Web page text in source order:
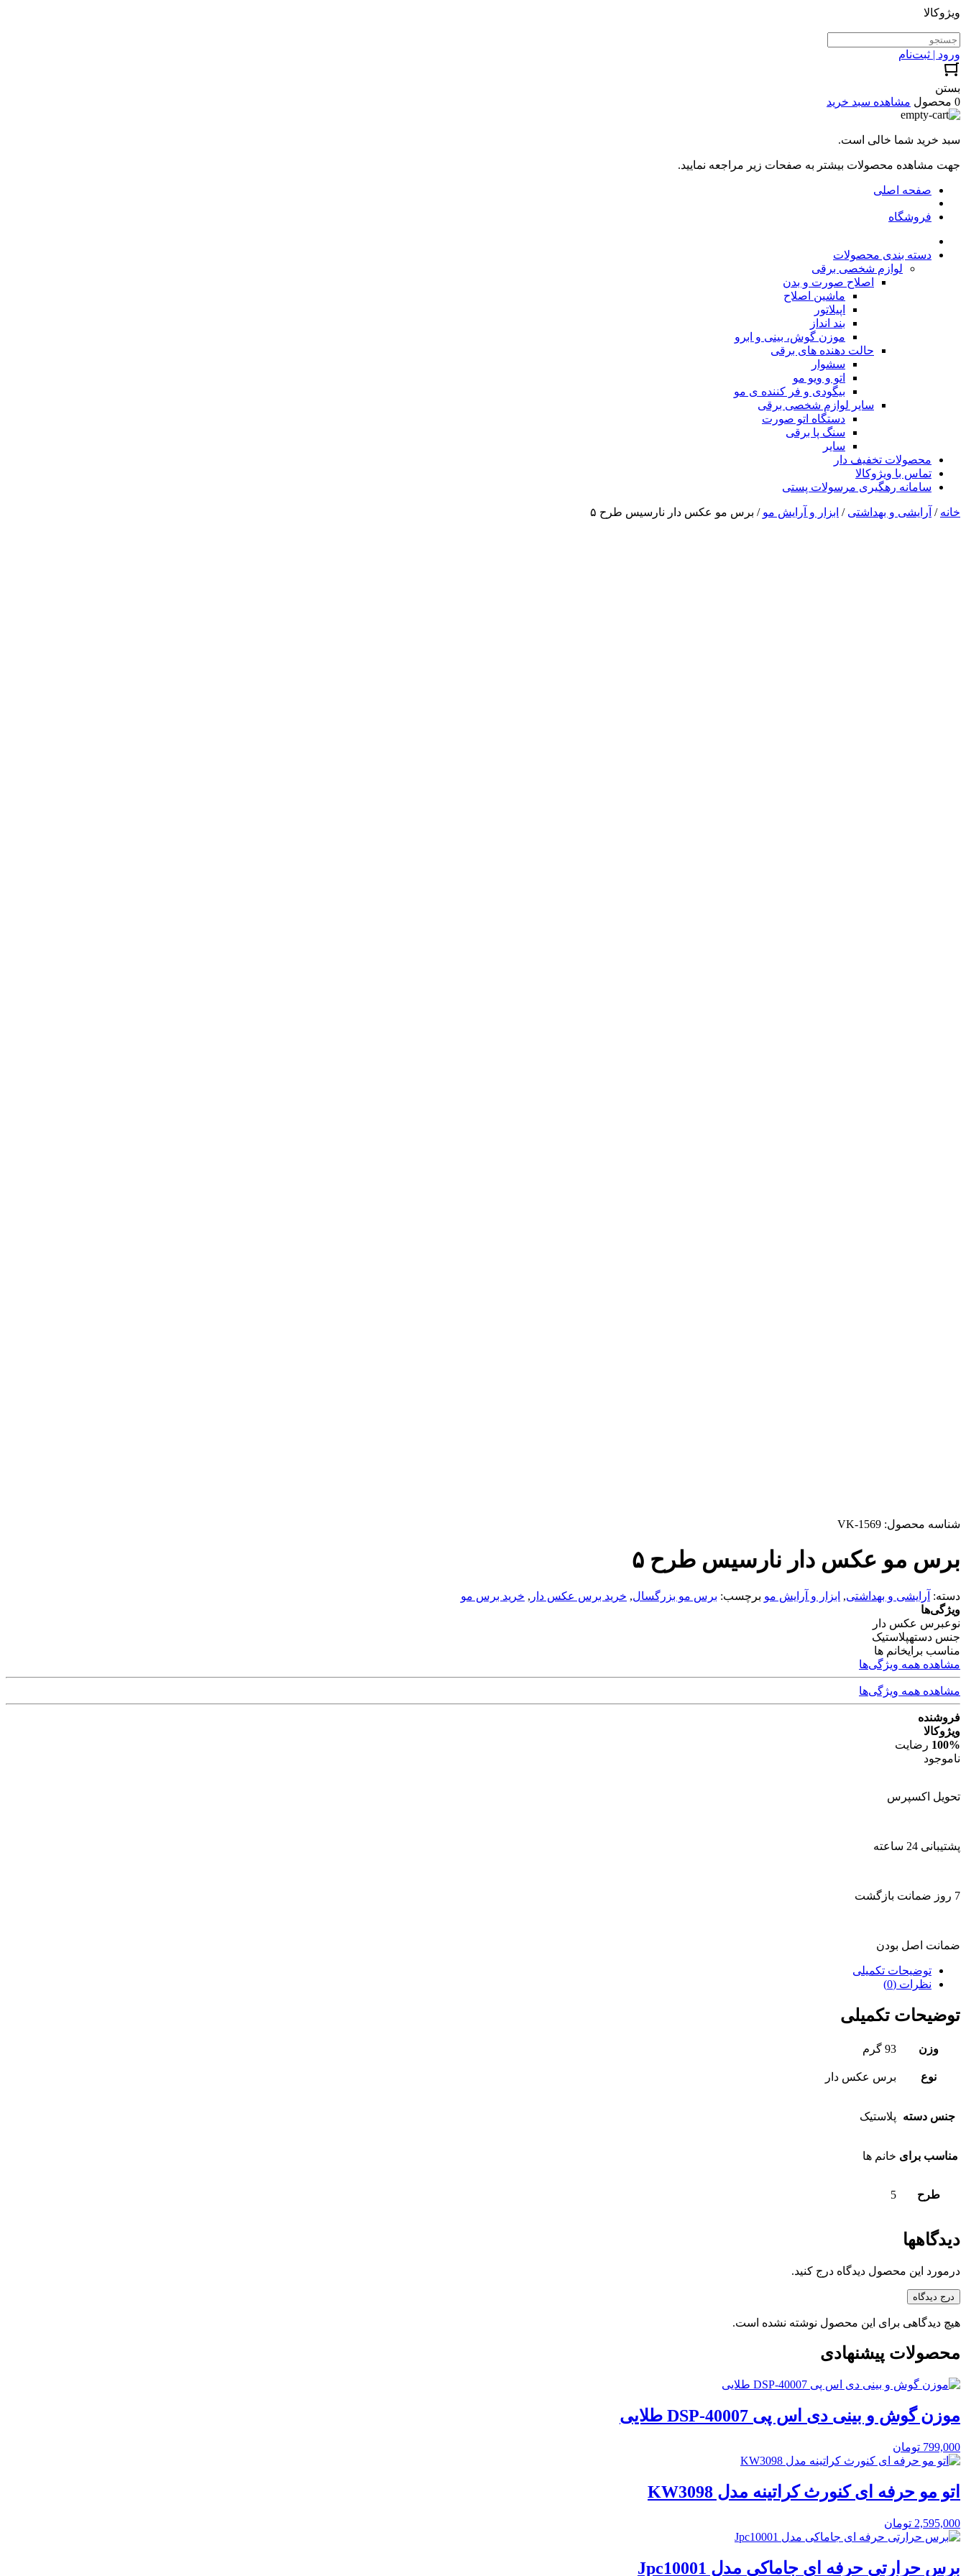
ویژوکالا
ورود | ثبت‌نام
بستن
0 محصول
مشاهده سبد خرید
سبد خرید شما خالی است.
جهت مشاهده محصولات بیشتر به صفحات زیر مراجعه نمایید.
صفحه اصلی
فروشگاه
دسته بندی محصولات
لوازم شخصی برقی
اصلاح صورت و بدن
ماشین اصلاح
اپیلاتور
بند انداز
موزن گوش، بینی و ابرو
حالت دهنده های برقی
سشوار
اتو و ویو مو
بیگودی و فر کننده ی مو
سایر لوازم شخصی برقی
دستگاه اتو صورت
سنگ پا برقی
سایر
محصولات تخفیف دار
تماس با ویژوکالا
سامانه رهگیری مرسولات پستی
خانه / آرایشی و بهداشتی / ابزار و آرایش مو / برس مو عکس دار نارسیس طرح ۵
شناسه محصول: VK-1569
برس مو عکس دار نارسیس طرح ۵
دسته: آرایشی و بهداشتی, ابزار و آرایش مو برچسب: برس مو بزرگسال, خرید برس عکس دار , خرید برس مو
ویژگی‌ها
نوعبرس عکس دار
جنس دستهپلاستیک
مناسب برایخانم ها
مشاهده همه ویژگی‌ها
مشاهده همه ویژگی‌ها
فروشنده
ویژوکالا
100% رضایت
ناموجود
تحویل اکسپرس
پشتیبانی 24 ساعته
7 روز ضمانت بازگشت
ضمانت اصل بودن
توضیحات تکمیلی
نظرات (0)
توضیحات تکمیلی
وزن 93 گرم
نوع برس عکس دار
جنس دسته پلاستیک
مناسب برای خانم ها
طرح 5
دیدگاهها
درمورد این محصول دیدگاه درج کنید.
درج دیدگاه
هیچ دیدگاهی برای این محصول نوشته نشده است.
محصولات پیشنهادی
موزن گوش و بینی دی اس پی DSP-40007 طلایی
799,000 تومان
اتو مو حرفه ای کنورث کراتینه مدل KW3098
2,595,000 تومان
برس حرارتی حرفه ای جاماکی مدل Jpc10001